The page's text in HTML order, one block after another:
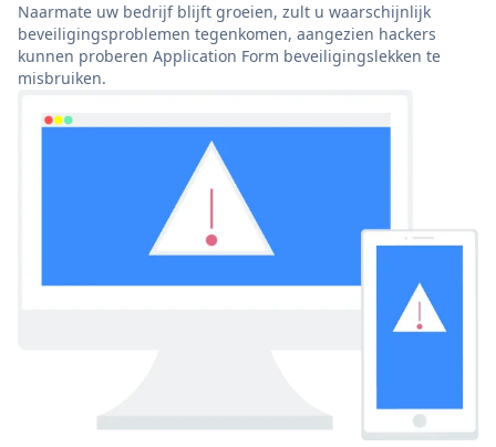
Naarmate uw bedrijf blijft groeien, zult u waarschijnlijk
beveiligingsproblemen tegenkomen, aangezien hackers
kunnen proberen Application Form beveiligingslekken te
misbruiken.